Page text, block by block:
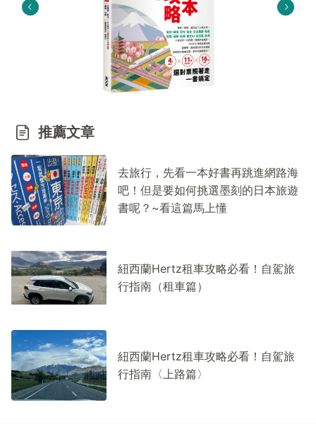
推薦文章
去旅行，先看一本好書再跳進網路海
吧！但是要如何挑選墨刻的日本旅遊
書呢？~看這篇馬上懂
紐西蘭Hertz租車攻略必看！自駕旅
行指南（租車篇）
紐西蘭Hertz租車攻略必看！自駕旅
行指南〈上路篇〉